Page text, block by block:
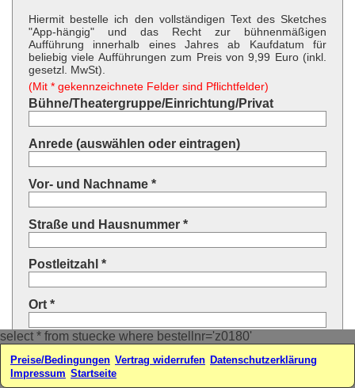
select * from stuecke where bestellnr='z0180'
Hiermit bestelle ich den vollständigen Text des Sketches
"App-hängig" und das Recht zur bühnenmäßigen
Aufführung innerhalb eines Jahres ab Kaufdatum für
beliebig viele Aufführungen zum Preis von 9,99 Euro (inkl.
gesetzl. MwSt).
(Mit * gekennzeichnete Felder sind Pflichtfelder)
Bühne/Theatergruppe/Einrichtung/Privat
Anrede (auswählen oder eintragen)
Vor- und Nachname *
Straße und Hausnummer *
Postleitzahl *
Ort *
Land * (auswählen oder eintragen)
Ihre E-Mail-Adresse*
Preise/Bedingungen Vertrag widerrufen Datenschutzerklärung
Impressum Startseite